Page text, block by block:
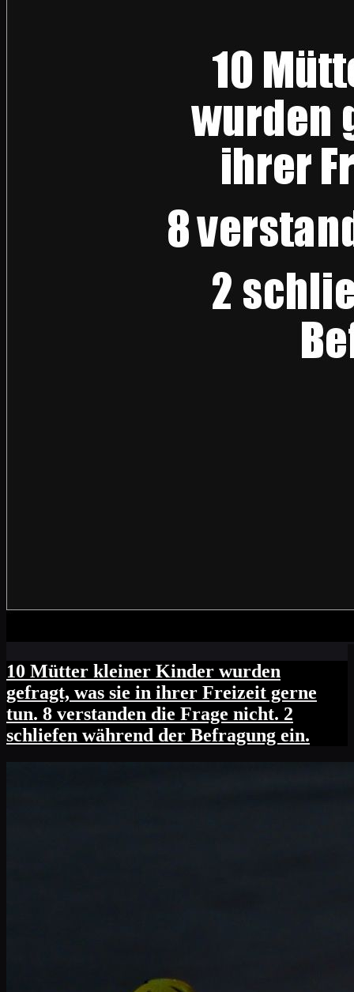
10 Mütter kleiner Kinder wurden
gefragt, was sie in ihrer Freizeit gerne
tun. 8 verstanden die Frage nicht. 2
schliefen während der Befragung ein.